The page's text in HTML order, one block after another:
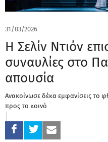
31/03/2026
Η Σελίν Ντιόν
συναυλίες στο
απουσία
Ανακοίνωσε δέκα εμφανίσεις το
προς το κοινό